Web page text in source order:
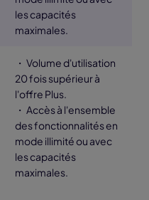
les capacités
maximales.
・ Volume d'utilisation
20 fois supérieur à
l'offre Plus.
・ Accès à l'ensemble
des fonctionnalités en
mode illimité ou avec
les capacités
maximales.